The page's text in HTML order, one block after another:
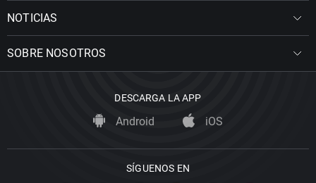
NOTICIAS
SOBRE NOSOTROS
DESCARGA LA APP
Android iOS
SÍGUENOS EN